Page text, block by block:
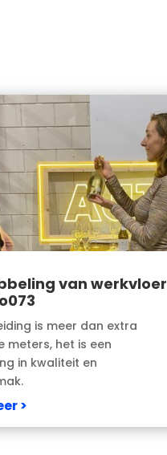
van werkvloer
is meer dan extra
meters, het is een
in kwaliteit en